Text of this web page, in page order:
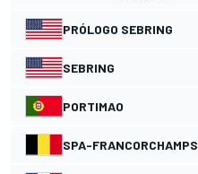
PRÓLOGO SEBRING
SEBRING
PORTIMAO
SPA-FRANCORCHAMPS